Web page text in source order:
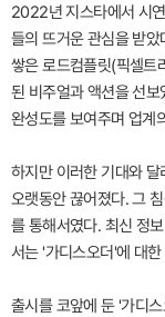
2022년 지스타에서 시
들의 뜨거운 관심을 받
쌓은 로드컴플릿(픽셀트
된 비주얼과 액션을 선
완성도를 보여주며 업계
하지만 이러한 기대와
오랫동안 끊어졌다. 그
를 통해서였다. 최신 정
서는 '가디스오더'에 대
출시를 코앞에 둔 '가디